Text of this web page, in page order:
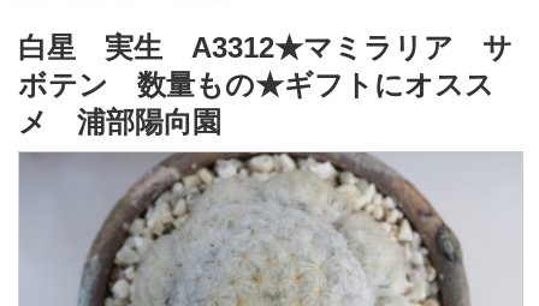
白星 実生 A3312★マミラリア サ
ボテン 数量もの★ギフトにオスス
メ 浦部陽向園